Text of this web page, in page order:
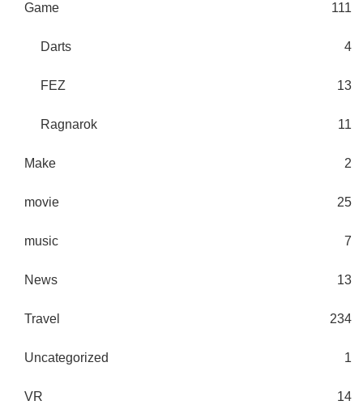
Game 111
Darts 4
FEZ 13
Ragnarok 11
Make 2
movie 25
music 7
News 13
Travel 234
Uncategorized 1
VR 14